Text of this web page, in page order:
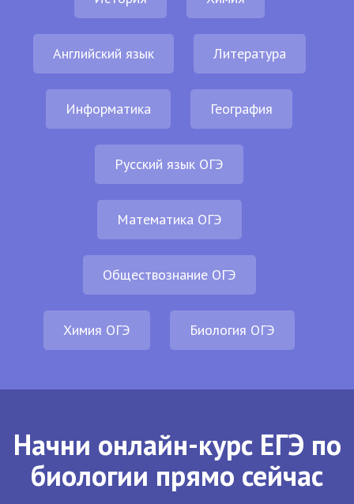
Английский язык Литература
Информатика География
Русский язык ОГЭ
Математика ОГЭ
Обществознание ОГЭ
Химия ОГЭ Биология ОГЭ
Начни онлайн-курс ЕГЭ по
биологии прямо сейчас